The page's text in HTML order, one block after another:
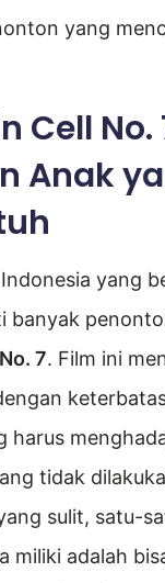
yang
Cell No.
Anak
yang
banyak
7. Film ini
harus
tidak
sulit, satu-
miliki adalah